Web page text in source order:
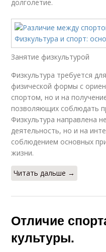
долголетие.
Занятие физкультурой
Физкультура требуется
физической формы с
спортом, но и на
позволяющих соблюдать
Физкультура направлена
деятельность, но и на
соблюдением основных
жизни.
Читать дальше →
Отличие
культуры.